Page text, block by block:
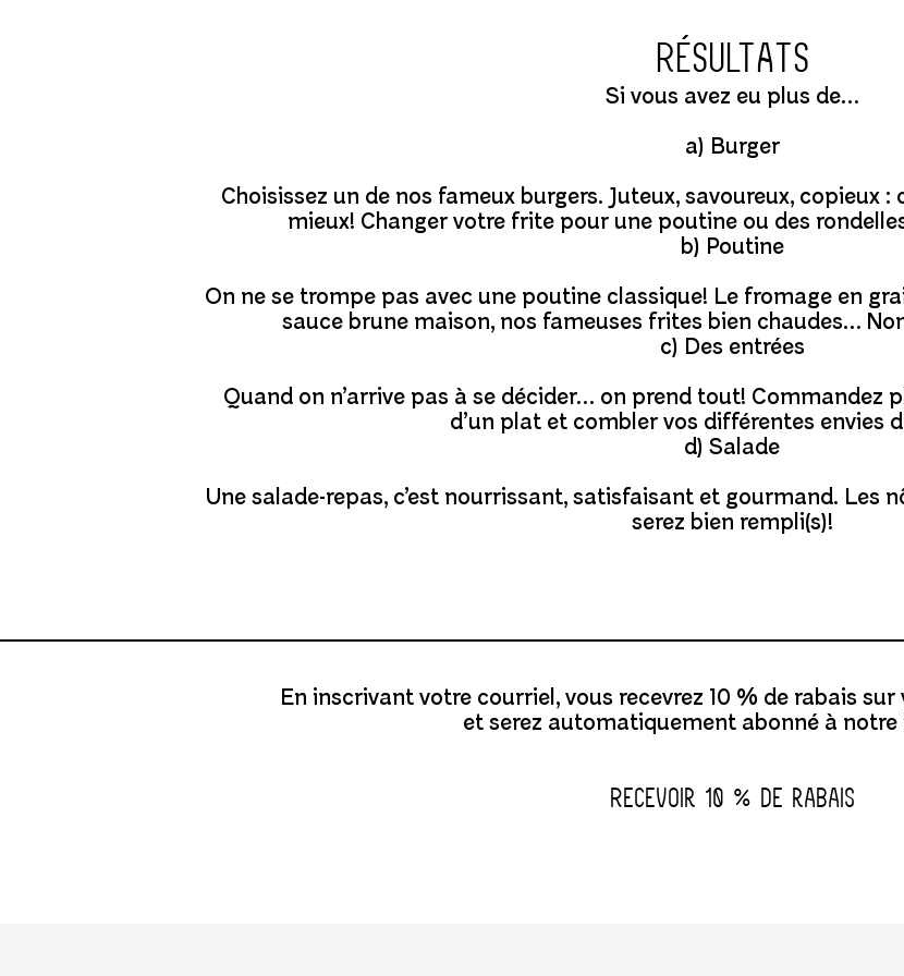
Résultats
Si vous avez eu plus de…
a) Burger
Choisissez un de nos fameux burgers. Juteux, savoureux, copieux
mieux! Changer votre frite pour une poutine ou des
b) Poutine
On ne se trompe pas avec une poutine classique! Le fromage en
sauce brune maison, nos fameuses frites bien chaudes…
c) Des entrées
Quand on n’arrive pas à se décider… on prend tout! Commandez
d’un plat et combler vos différentes envies
d) Salade
Une salade-repas, c’est nourrissant, satisfaisant et gourmand. Les
serez bien rempli(s)!
En inscrivant votre courriel, vous recevrez 10 % de rabais
et serez automatiquement abonné à
Recevoir 10 % de rabais